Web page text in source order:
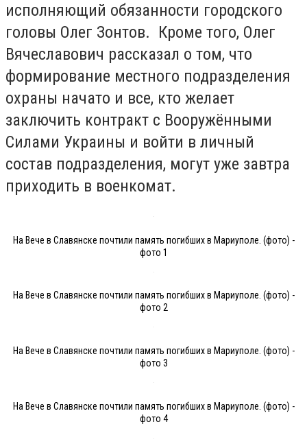
исполняющий обязанности городского
головы Олег Зонтов. Кроме того, Олег
Вячеславович рассказал о том, что
формирование местного подразделения
охраны начато и все, кто желает
заключить контракт с Вооружёнными
Силами Украины и войти в личный
состав подразделения, могут уже завтра
приходить в военкомат.
На Вече в Славянске почтили память погибших в Мариуполе. (фото) -
фото 1
На Вече в Славянске почтили память погибших в Мариуполе. (фото) -
фото 2
На Вече в Славянске почтили память погибших в Мариуполе. (фото) -
фото 3
На Вече в Славянске почтили память погибших в Мариуполе. (фото) -
фото 4